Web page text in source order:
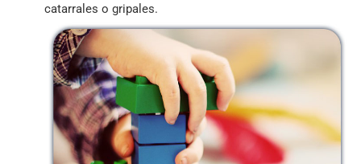
catarrales o gripales.